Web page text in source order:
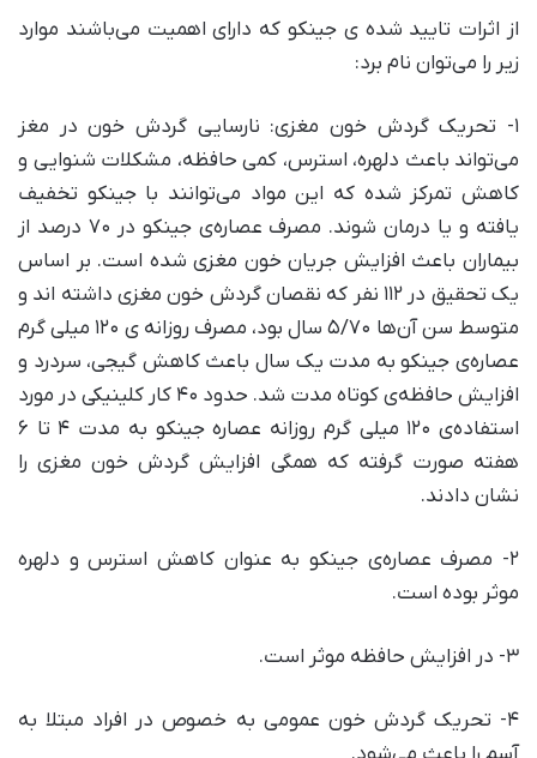
از اثرات تایید شده ی جینکو که دارای اهمیت می‌باشند موارد
زیر را می‌توان نام برد:
۱- تحریک گردش خون مغزی: نارسایی گردش خون در مغز
می‌تواند باعث دلهره، استرس، کمی حافظه، مشکلات شنوایی و
کاهش تمرکز شده که این مواد می‌توانند با جینکو تخفیف
یافته و یا درمان شوند. مصرف عصاره‌ی جینکو در ۷۰ درصد از
بیماران باعث افزایش جریان خون مغزی شده است. بر اساس
یک تحقیق در ۱۱۲ نفر که نقصان گردش خون مغزی داشته اند و
متوسط سن آن‌ها ۵/۷۰ سال بود، مصرف روزانه ی ۱۲۰ میلی گرم
عصاره‌ی جینکو به مدت یک سال باعث کاهش گیجی، سردرد و
افزایش حافظه‌ی کوتاه مدت شد. حدود ۴۰ کار کلینیکی در مورد
استفاده‌ی ۱۲۰ میلی گرم روزانه عصاره جینکو به مدت ۴ تا ۶
هفته صورت گرفته که همگی افزایش گردش خون مغزی را
نشان دادند.
۲- مصرف عصاره‌ی جینکو به عنوان کاهش استرس و دلهره
موثر بوده است.
۳- در افزایش حافظه موثر است.
۴- تحریک گردش خون عمومی به خصوص در افراد مبتلا به